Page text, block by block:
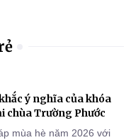
ý nghĩa của khóa
chùa Trường Phước
mùa hè năm 2026 với